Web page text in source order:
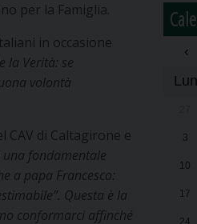
per la Famiglia.
in occasione
la Verità: se
volontà
di Caltagirone e
fondamentale
a papa Francesco:
Questa è la
conformarci affinché
‹
Lun
3
10
17
24